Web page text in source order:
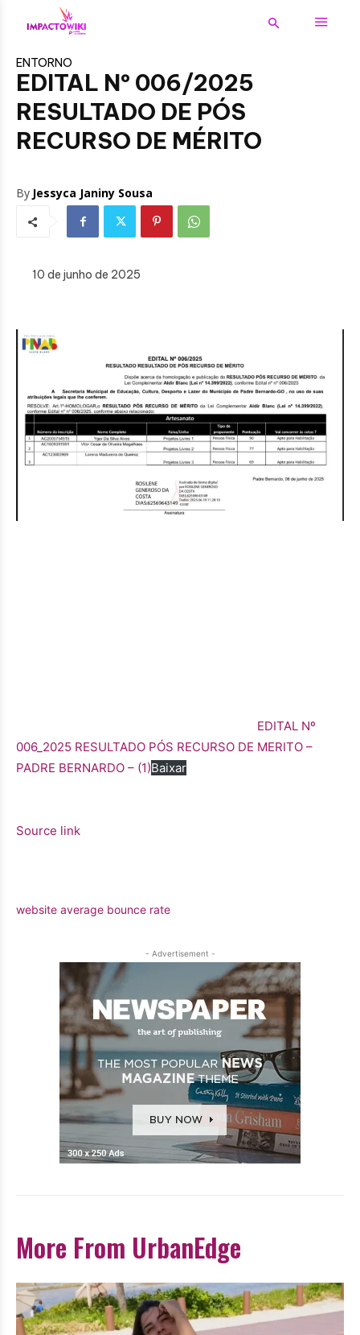
ENTORNO
EDITAL Nº 006/2025
RESULTADO DE PÓS
RECURSO DE MÉRITO
By Jessyca Janiny Sousa
10 de junho de 2025
EDITAL Nº
006_2025 RESULTADO PÓS RECURSO DE MERITO –
PADRE BERNARDO – (1)Baixar
Source link
website average bounce rate
- Advertisement -
More From UrbanEdge